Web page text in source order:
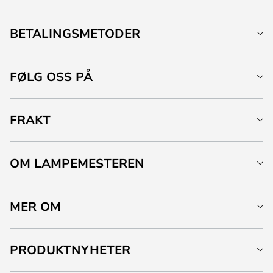
BETALINGSMETODER
FØLG OSS PÅ
FRAKT
OM LAMPEMESTEREN
MER OM
PRODUKTNYHETER